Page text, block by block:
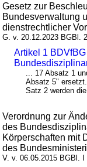
Gesetz zur
Bundesverwaltung
dienstrechtlicher
G. v. 20.12.2023 BGBl.
Artikel 1
... 17 Absatz 1
Absatz 5" ersetzt.
Satz 2 werden die
Verordnung zur
des
Körperschaften mit
des
V. v. 06.05.2015 BGBl. I